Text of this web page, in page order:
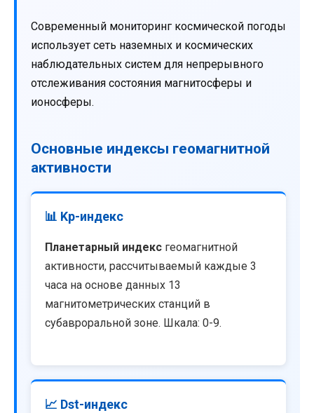
Современный мониторинг космической погоды
использует сеть наземных и космических
наблюдательных систем для непрерывного
отслеживания состояния магнитосферы и
ионосферы.
Основные индексы геомагнитной
активности
📊 Kp-индекс
Планетарный индекс геомагнитной
активности, рассчитываемый каждые 3
часа на основе данных 13
магнитометрических станций в
субавроральной зоне. Шкала: 0-9.
📈 Dst-индекс